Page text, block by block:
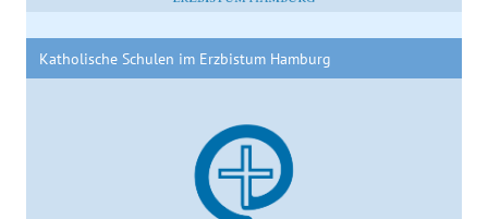
Katholische Schulen im Erzbistum Hamburg